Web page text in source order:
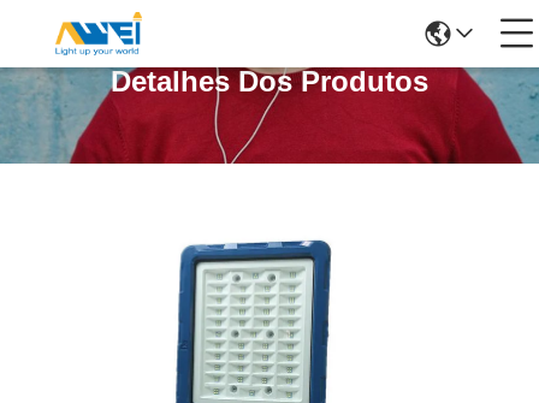
Detalhes Dos Produtos